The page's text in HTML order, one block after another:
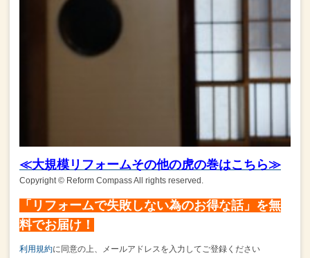
≪大規模リフォームその他の虎の巻はこちら≫
Copyright © Reform Compass All rights reserved.
「リフォームで失敗しない為のお得な話」を無
料でお届け！
利用規約に同意の上、メールアドレスを入力してご登録ください